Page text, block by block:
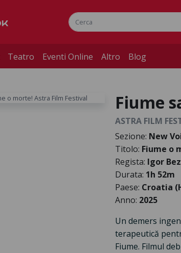
Teatro Eventi Online Altro Blog
Fiume
ASTRA FILM
Sezione: New
Titolo: Fiume o
Regista: Igor
Durata: 1h 52m
Paese: Croatia
Anno: 2025
Un demers
terapeutică
Fiume. Filmul